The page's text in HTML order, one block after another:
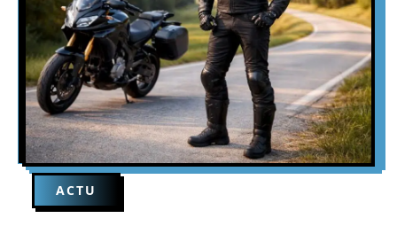
ACTU